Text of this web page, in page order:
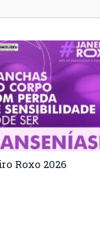
Roxo 2026